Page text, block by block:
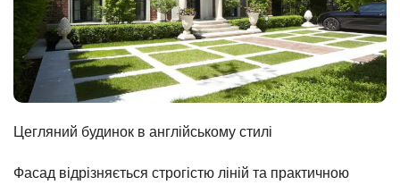
Цегляний будинок в англійському стилі
Фасад відрізняється строгістю ліній та практичною